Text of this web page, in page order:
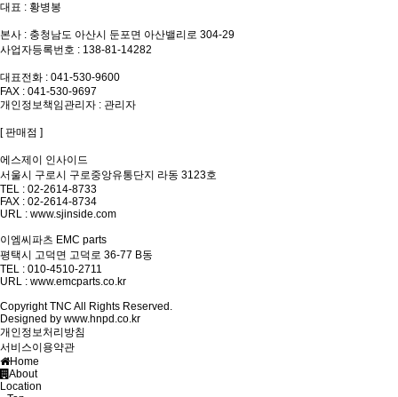
대표 : 황병봉
본사 : 충청남도 아산시 둔포면 아산밸리로 304-29
사업자등록번호 : 138-81-14282
대표전화 : 041-530-9600
FAX : 041-530-9697
개인정보책임관리자 : 관리자
[ 판매점 ]
에스제이 인사이드
서울시 구로시 구로중앙유통단지 라동 3123호
TEL : 02-2614-8733
FAX : 02-2614-8734
URL : www.sjinside.com
이엠씨파츠 EMC parts
평택시 고덕면 고덕로 36-77 B동
TEL : 010-4510-2711
URL : www.emcparts.co.kr
Copyright TNC All Rights Reserved.
Designed by www.hnpd.co.kr
개인정보처리방침
서비스이용약관
Home
About
Location